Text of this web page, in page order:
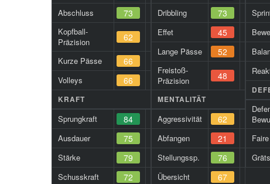
Abschluss 73
Kopfball-
Präzision
62
Kurze Pässe 66
Volleys 66
KRAFT
Sprungkraft 84
Ausdauer 75
Stärke 79
Schusskraft 72
Dribbling 73
Effet 45
Lange Pässe 52
Freistoß-
Präzision
48
MENTALITÄT
Aggressivität 62
Abfangen 21
Stellungssp. 76
Übersicht 67